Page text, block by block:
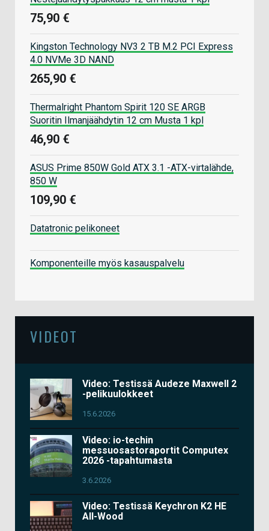
75,90 €
Kingston Technology NV3 2 TB M.2 PCI Express
4.0 NVMe 3D NAND
265,90 €
Thermalright Phantom Spirit 120 SE ARGB
Suoritin Ilmanjäähdytin 12 cm Musta 1 kpl
46,90 €
ASUS Prime 850W Gold ATX 3.1 -ATX-virtalähde,
850 W
109,90 €
Datatronic pelikoneet
Komponenteille myös kasauspalvelu
VIDEOT
Video: Testissä Audeze Maxwell 2
-pelikuulokkeet
15.6.2026
Video: io-techin
messuosastoraportit Computex
2026 -tapahtumasta
3.6.2026
Video: Testissä Keychron K2 HE
All-Wood